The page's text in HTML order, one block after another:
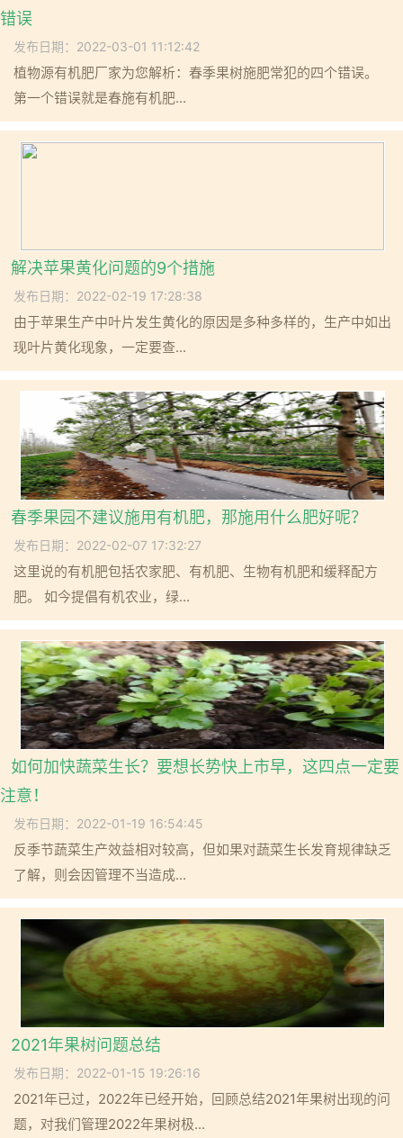
错误
发布日期：2022-03-01 11:12:42
植物源有机肥厂家为您解析：春季果树施肥常犯的四个错误。
第一个错误就是春施有机肥...
解决苹果黄化问题的9个措施
发布日期：2022-02-19 17:28:38
由于苹果生产中叶片发生黄化的原因是多种多样的，生产中如出
现叶片黄化现象，一定要查...
春季果园不建议施用有机肥，那施用什么肥好呢？
发布日期：2022-02-07 17:32:27
这里说的有机肥包括农家肥、有机肥、生物有机肥和缓释配方
肥。 如今提倡有机农业，绿...
如何加快蔬菜生长？要想长势快上市早，这四点一定要
注意！
发布日期：2022-01-19 16:54:45
反季节蔬菜生产效益相对较高，但如果对蔬菜生长发育规律缺乏
了解，则会因管理不当造成...
2021年果树问题总结
发布日期：2022-01-15 19:26:16
2021年已过，2022年已经开始，回顾总结2021年果树出现的问
题，对我们管理2022年果树极...